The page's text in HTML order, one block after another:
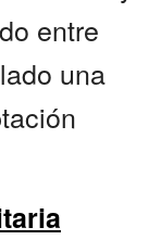
entre
una